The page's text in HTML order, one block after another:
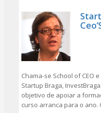
Chama-se School of CEO
Startup Braga,
objetivo de apoiar a
curso arranca para o ano.